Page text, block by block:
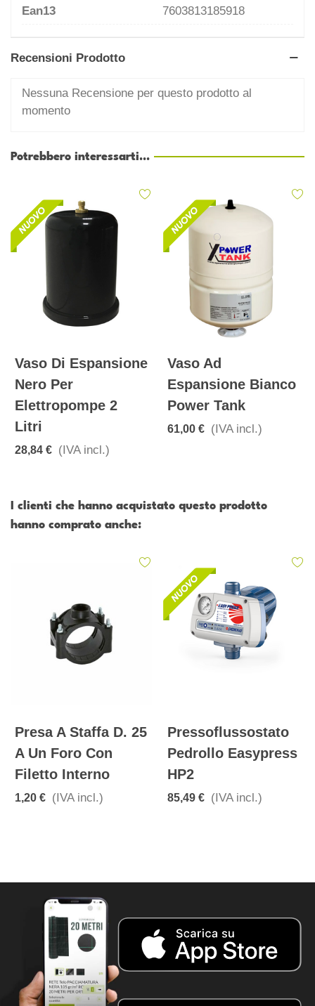
Ean13 7603813185918
Recensioni Prodotto
Nessuna Recensione per questo prodotto al
momento
Potrebbero interessarti...
Vaso Di Espansione
Nero Per
Elettropompe 2
Litri
28,84 € (IVA incl.)
Vaso Ad
Espansione Bianco
Power Tank
61,00 € (IVA incl.)
I clienti che hanno acquistato questo prodotto
hanno comprato anche:
Presa A Staffa D. 25
A Un Foro Con
Filetto Interno
1,20 € (IVA incl.)
Pressoflussostato
Pedrollo Easypress
HP2
85,49 € (IVA incl.)